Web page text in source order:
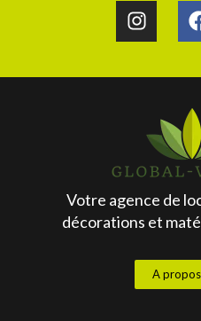
Votre agence de
décorations et
A